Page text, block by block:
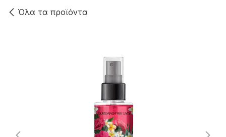
Όλα τα προϊόντα